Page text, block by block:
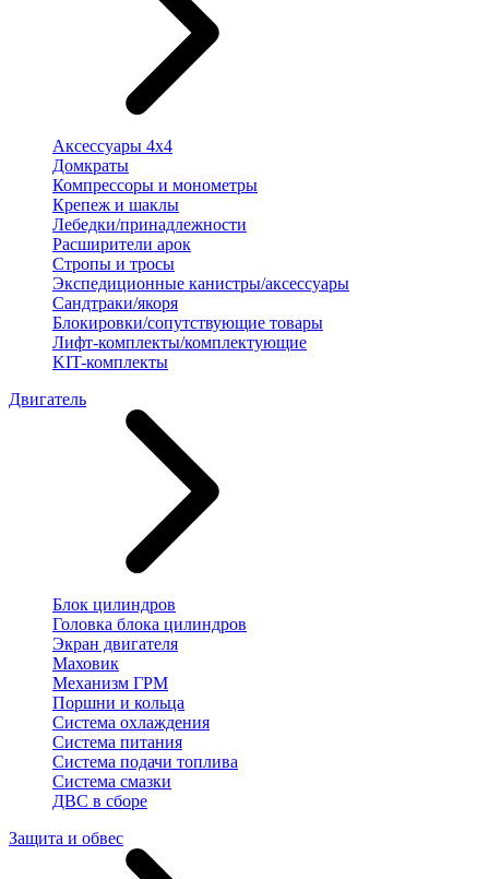
Аксессуары 4х4
Домкраты
Компрессоры и монометры
Крепеж и шаклы
Лебедки/принадлежности
Расширители арок
Стропы и тросы
Экспедиционные канистры/аксессуары
Сандтраки/якоря
Блокировки/сопутствующие товары
Лифт-комплекты/комплектующие
KIT-комплекты
Двигатель
Блок цилиндров
Головка блока цилиндров
Экран двигателя
Маховик
Механизм ГРМ
Поршни и кольца
Система охлаждения
Система питания
Система подачи топлива
Система смазки
ДВС в сборе
Защита и обвес